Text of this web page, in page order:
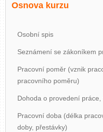
Osnova kurzu
Osobní spis
Seznámení se zákoníkem
Pracovní poměr (vznik
pracovního poměru)
Dohoda o provedení
Pracovní doba (délka
doby, přestávky)